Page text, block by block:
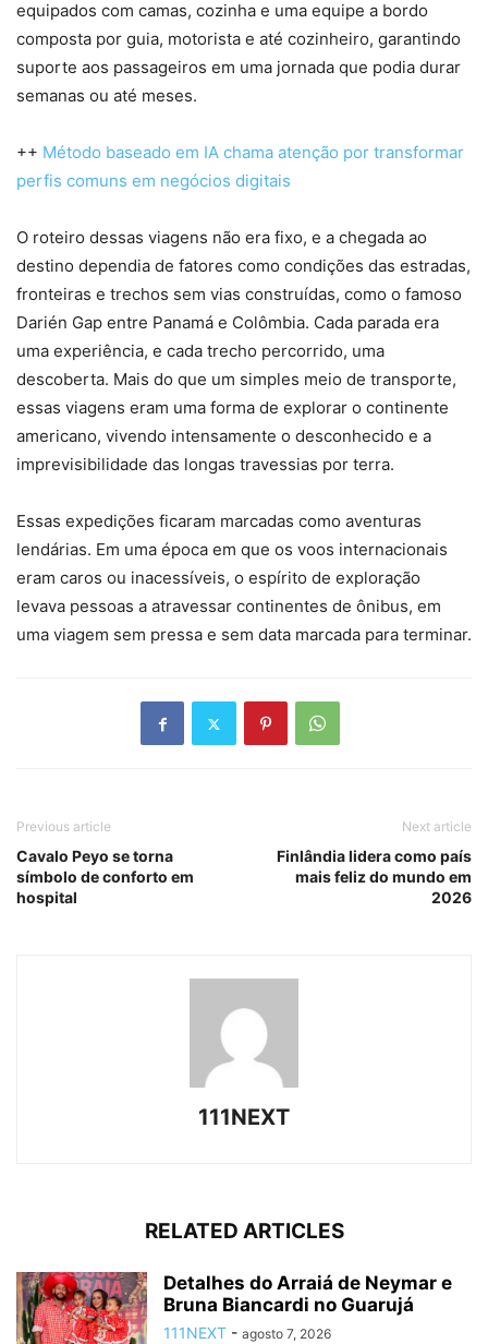
equipados com camas, cozinha e uma equipe a bordo
composta por guia, motorista e até cozinheiro, garantindo
suporte aos passageiros em uma jornada que podia durar
semanas ou até meses.
++ Método baseado em IA chama atenção por transformar
perfis comuns em negócios digitais
O roteiro dessas viagens não era fixo, e a chegada ao
destino dependia de fatores como condições das estradas,
fronteiras e trechos sem vias construídas, como o famoso
Darién Gap entre Panamá e Colômbia. Cada parada era
uma experiência, e cada trecho percorrido, uma
descoberta. Mais do que um simples meio de transporte,
essas viagens eram uma forma de explorar o continente
americano, vivendo intensamente o desconhecido e a
imprevisibilidade das longas travessias por terra.
Essas expedições ficaram marcadas como aventuras
lendárias. Em uma época em que os voos internacionais
eram caros ou inacessíveis, o espírito de exploração
levava pessoas a atravessar continentes de ônibus, em
uma viagem sem pressa e sem data marcada para terminar.
Previous article
Cavalo Peyo se torna
símbolo de conforto em
hospital
Next article
Finlândia lidera como país
mais feliz do mundo em
2026
111NEXT
RELATED ARTICLES
Detalhes do Arraiá de Neymar e
Bruna Biancardi no Guarujá
111NEXT - agosto 7, 2026